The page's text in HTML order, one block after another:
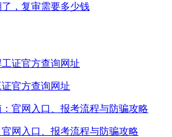
，复审需要多少钱
官方查询网址
网入口、报考流程与防骗攻略